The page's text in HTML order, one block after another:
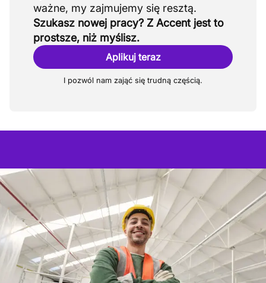
Szukasz nowej pracy? Z Accent jest to
prostsze, niż myślisz.
Aplikuj teraz
I pozwól nam zająć się trudną częścią.